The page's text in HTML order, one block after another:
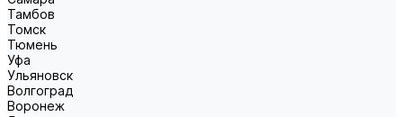
Тамбов
Томск
Тюмень
Уфа
Ульяновск
Волгоград
Воронеж